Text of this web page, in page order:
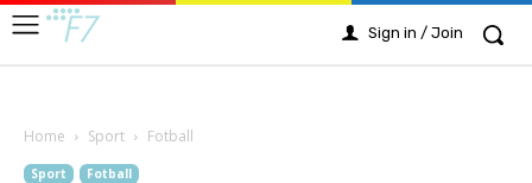
Sign in / Join
Home Sport Fotball
Sport Fotball